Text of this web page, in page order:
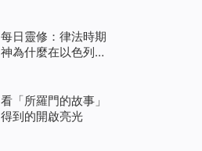
每日靈修：律法時期
神為什麼在以色列作
看「所羅門的故事」
得到的開啟亮光